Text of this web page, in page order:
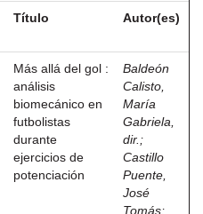
Título Autor(es)
Más allá del gol :
análisis
biomecánico en
futbolistas
durante
ejercicios de
potenciación
Baldeón
Calisto,
María
Gabriela,
dir. ;
Castillo
Puente,
José
Tomás;